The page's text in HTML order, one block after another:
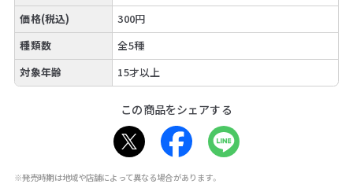
価格(税込)
300円
種類数
全5種
対象年齢
15才以上
この商品をシェアする
※発売時期は地域や店舗によって異なる場合があります。